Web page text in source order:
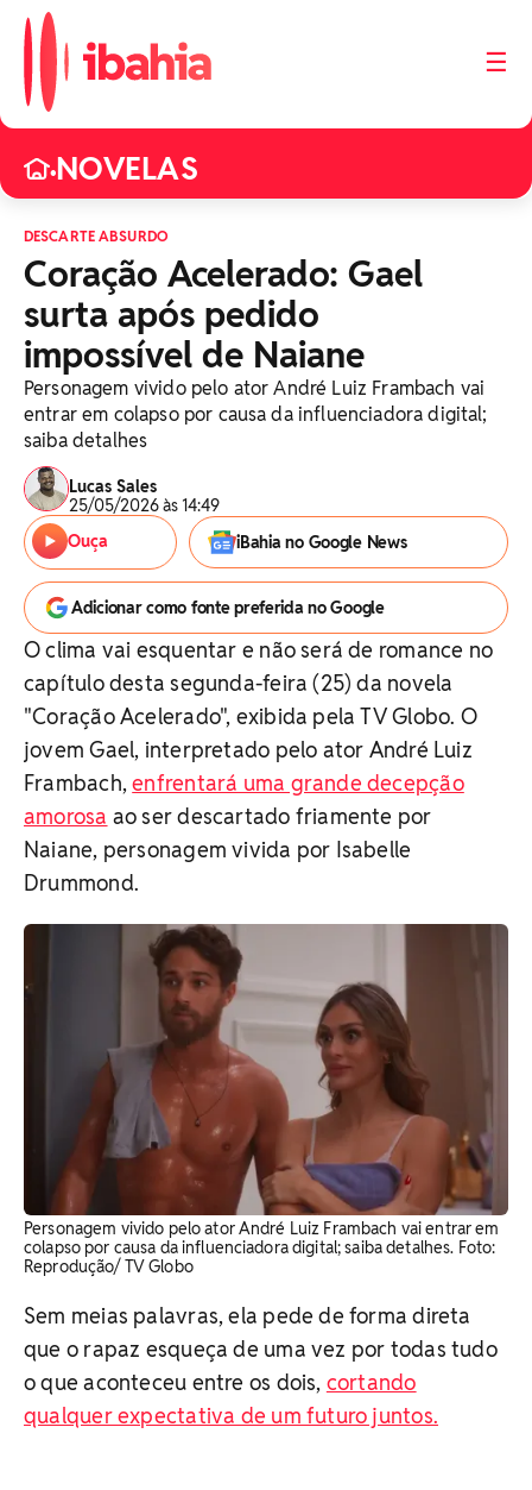
☰
•NOVELAS
DESCARTE ABSURDO
Coração Acelerado: Gael
surta após pedido
impossível de Naiane
Personagem vivido pelo ator André Luiz Frambach vai
entrar em colapso por causa da influenciadora digital;
saiba detalhes
Lucas Sales
25/05/2026 às 14:49
Ouça
iBahia no Google News
Adicionar como fonte preferida no Google
O clima vai esquentar e não será de romance no
capítulo desta segunda-feira (25) da novela
"Coração Acelerado", exibida pela TV Globo. O
jovem Gael, interpretado pelo ator André Luiz
Frambach,enfrentará uma grande decepção
amorosa ao ser descartado friamente por
Naiane, personagem vivida por Isabelle
Drummond.
Personagem vivido pelo ator André Luiz Frambach vai entrar em
colapso por causa da influenciadora digital; saiba detalhes. Foto:
Reprodução/ TV Globo
Sem meias palavras, ela pede de forma direta
que o rapaz esqueça de uma vez por todas tudo
o que aconteceu entre os dois, cortando
qualquer expectativa de um futuro juntos.